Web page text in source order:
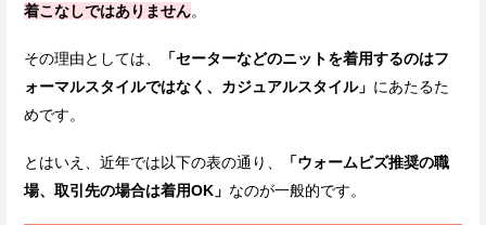
着こなしではありません。
その理由としては、
「セーターなどのニットを着用するのはフ
ォーマルスタイルではなく、カジュアルスタイル」 にあたるた
めです。
とはいえ、近年では以下の表の通り、
「ウォームビズ推奨の職
場、取引先の場合は着用OK」 なのが一般的です。